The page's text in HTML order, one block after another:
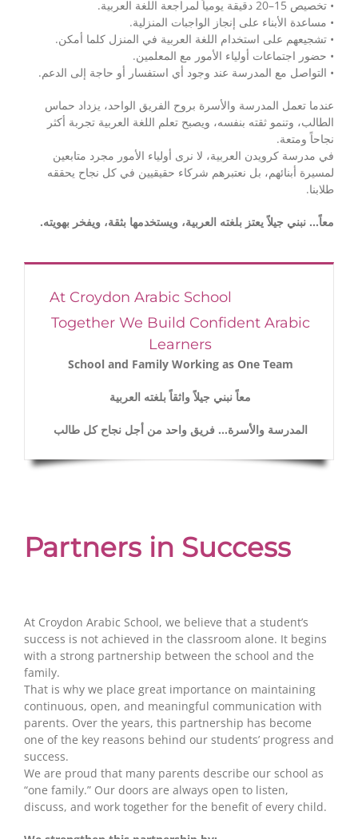
• تخصيص 15–20 دقيقة يومياً لمراجعة اللغة العربية.
• مساعدة الأبناء على إنجاز الواجبات المنزلية.
• تشجيعهم على استخدام اللغة العربية في المنزل كلما أمكن.
• حضور اجتماعات أولياء الأمور مع المعلمين.
• التواصل مع المدرسة عند وجود أي استفسار أو حاجة إلى الدعم.
عندما تعمل المدرسة والأسرة بروح الفريق الواحد، يزداد حماس
الطالب، وتنمو ثقته بنفسه، ويصبح تعلم اللغة العربية تجربة أكثر
نجاحاً ومتعة.
في مدرسة كرويدن العربية، لا نرى أولياء الأمور مجرد متابعين
لمسيرة أبنائهم، بل نعتبرهم شركاء حقيقيين في كل نجاح يحققه
طلابنا.
معاً… نبني جيلاً يعتز بلغته العربية، ويستخدمها بثقة، ويفخر بهويته.
At Croydon Arabic School
Together We Build Confident Arabic
Learners
School and Family Working as One Team
معاً نبني جيلاً واثقاً بلغته العربية
المدرسة والأسرة… فريق واحد من أجل نجاح كل طالب
Partners in Success
At Croydon Arabic School, we believe that a student’s
success is not achieved in the classroom alone. It begins
with a strong partnership between the school and the
family.
That is why we place great importance on maintaining
continuous, open, and meaningful communication with
parents. Over the years, this partnership has become
one of the key reasons behind our students’ progress and
success.
We are proud that many parents describe our school as
“one family.” Our doors are always open to listen,
discuss, and work together for the benefit of every child.